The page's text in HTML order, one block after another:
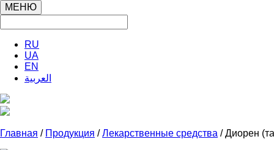
МЕНЮ
RU
UA
EN
العربية
Главная / Продукция /Лекарственные средства / Диорен